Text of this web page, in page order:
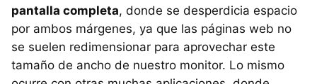
pantalla completa, donde se desperdicia espacio
por ambos márgenes, ya que las páginas web no
se suelen redimensionar para aprovechar este
tamaño de ancho de nuestro monitor. Lo mismo